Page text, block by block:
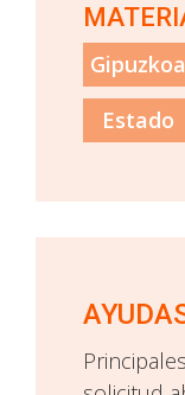
Gipuzkoa
Estado